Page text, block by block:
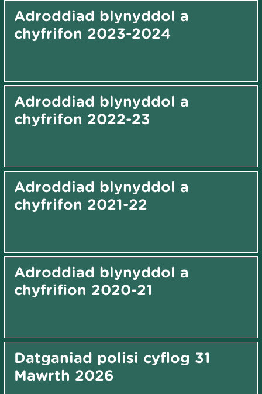
Adroddiad blynyddol a
chyfrifon 2023-2024
Adroddiad blynyddol a
chyfrifon 2022-23
Adroddiad blynyddol a
chyfrifon 2021-22
Adroddiad blynyddol a
chyfrifion 2020-21
Datganiad polisi cyflog 31
Mawrth 2026